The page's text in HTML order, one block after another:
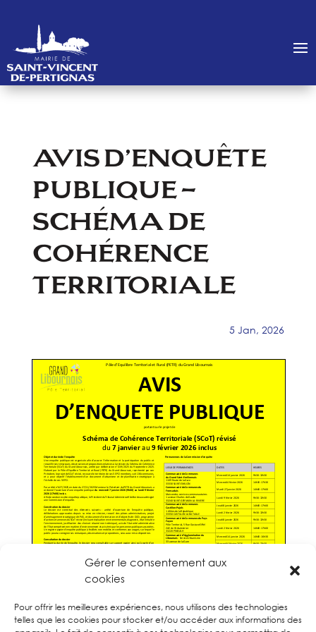
Gérer le consentement aux
cookies
Pour offrir les meilleures expériences, nous utilisons des technologies
telles que les cookies pour stocker et/ou accéder aux informations des
AVIS D’ENQUÊTE
PUBLIQUE –
SCHÉMA DE
COHÉRENCE
TERRITORIALE
5 Jan, 2026